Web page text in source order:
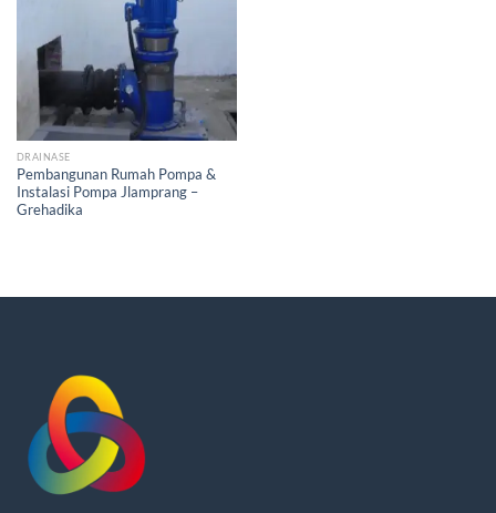
DRAINASE
Pembangunan Rumah Pompa &
Instalasi Pompa Jlamprang –
Grehadika